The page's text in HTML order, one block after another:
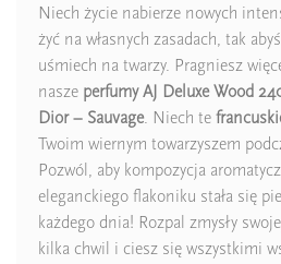
Niech życie nabierze nowych
żyć na własnych zasadach, tak
uśmiech na twarzy. Pragniesz
nasze perfumy AJ Deluxe Wood
Dior – Sauvage. Niech te
Twoim wiernym towarzyszem
Pozwól, aby kompozycja
eleganckiego flakoniku stała się
każdego dnia! Rozpal zmysły
kilka chwil i ciesz się wszystkimi
Ean13